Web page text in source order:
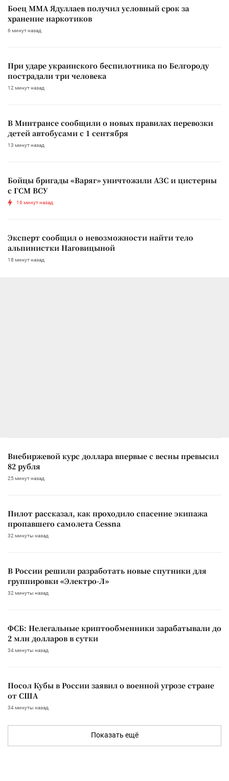
Боец ММА Ядуллаев получил условный срок за
хранение наркотиков
6 минут назад
При ударе украинского беспилотника по Белгороду
пострадали три человека
12 минут назад
В Минтрансе сообщили о новых правилах перевозки
детей автобусами с 1 сентября
13 минут назад
Бойцы бригады «Варяг» уничтожили АЗС и цистерны
с ГСМ ВСУ
16 минут назад
Эксперт сообщил о невозможности найти тело
альпинистки Наговицыной
18 минут назад
Внебиржевой курс доллара впервые с весны превысил
82 рубля
25 минут назад
Пилот рассказал, как проходило спасение экипажа
пропавшего самолета Cessna
32 минуты назад
В России решили разработать новые спутники для
группировки «Электро-Л»
32 минуты назад
ФСБ: Нелегальные криптообменники зарабатывали до
2 млн долларов в сутки
34 минуты назад
Посол Кубы в России заявил о военной угрозе стране
от США
34 минуты назад
Показать ещё